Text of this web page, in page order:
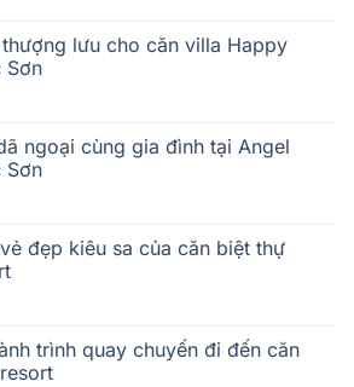
lưu cho căn villa Happy
Sơn
ngoại cùng gia đình tại Angel
Sơn
đẹp kiêu sa của căn biệt thự
trình quay chuyến đi đến căn